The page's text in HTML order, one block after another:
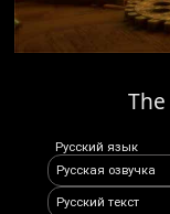
Русский язык
Русская озвучка
Русский текст